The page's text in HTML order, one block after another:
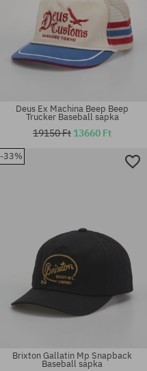
Deus Ex Machina Beep Beep
Trucker Baseball sapka
19150 Ft 13660 Ft
-33%
Brixton Gallatin Mp Snapback
Baseball sapka